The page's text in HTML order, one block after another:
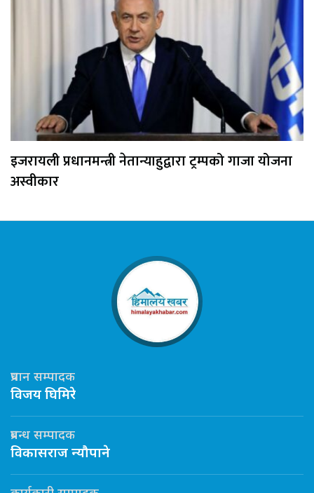
इजरायली प्रधानमन्त्री नेतान्याहुद्वारा ट्रम्पको गाजा योजना
अस्वीकार
प्रधान सम्पादक
विजय घिमिरे
प्रबन्ध सम्पादक
विकासराज न्यौपाने